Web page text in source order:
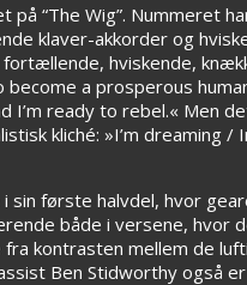
“The Wig”. Nummeret
klaver-akkorder og
hviskende,
a prosperous
I’m ready to rebel.«
kliché: »I’m
første halvdel, hvor
både i versene,
kontrasten mellem de
Ben Stidworthy også